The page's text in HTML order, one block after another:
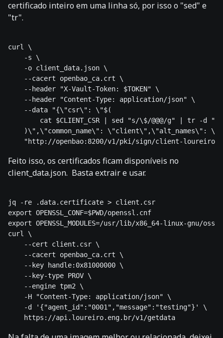
certificado inteiro em uma linha só, por isso o "sed" e
"tr".
curl \
    -s \
    -o client_data.json \
    --cacert openbao_ca.crt \
    --header "X-Vault-Token: $TOKEN" \
    --header "Content-Type: application/json" \
    --data "{\"csr\": \"$(
cat $CLIENT_CSR | sed "s/\$/@@@/g" | tr -d
)\",\"common_name\": \"client\",\"alt_names\":
Feito isso, os certificados ficam disponíveis no
client_data.json. Basta extrair e usar.
jq -re .data.certificate > client.csr
export OPENSSL_CONF=$PWD/openssl.cnf
export OPENSSL_MODULES=/usr/lib/x86_64-linux-gnu/
curl \
    --cert client.csr \
    --cacert openbao_ca.crt \
    --key handle:0x81000000 \
    --key-type PROV \
    --engine tpm2 \
    -H "Content-Type: application/json" \
    -d '{"agent_id":"0001","message":"testing"}' \